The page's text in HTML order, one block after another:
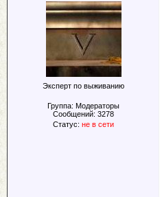
Эксперт по выживанию
Группа: Модераторы
Сообщений: 3278
Статус: не в сети